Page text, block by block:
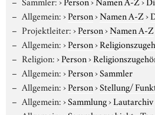
Allgemein:›Person›Namen A-Z›
Projektleiter:›Person›Namen A-Z
Allgemein:›Person›
Religion:›Person›
Allgemein:›Person›Sammler
Allgemein:›Person›Stellung/
Allgemein:›Sammlung›Lautarchiv